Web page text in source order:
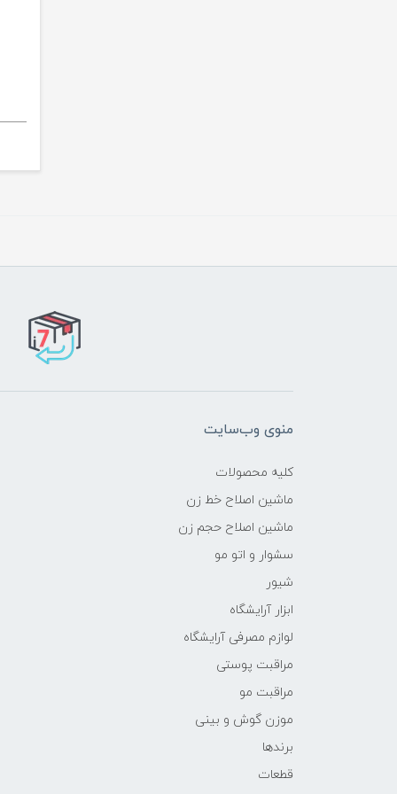
منوی وب‌سایت
کلیه محصولات
ماشین اصلاح خط زن
ماشین اصلاح حجم زن
سشوار و اتو مو
شیور
ابزار آرایشگاه
لوازم مصرفی آرایشگاه
مراقبت پوستی
مراقبت مو
موزن گوش و بینی
برندها
قطعات